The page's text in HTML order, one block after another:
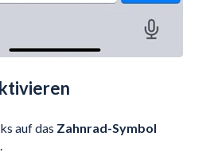
auf das Zahnrad-Symbol